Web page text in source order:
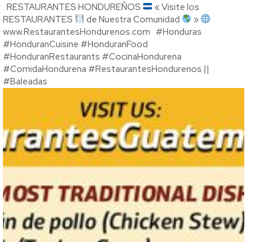
RESTAURANTES HONDUREÑOS
« Visite los
RESTAURANTES
de Nuestra Comunidad
»
www.RestaurantesHondurenos.com #Honduras
#HonduranCuisine #HonduranFood
#HonduranRestaurants #CocinaHondurena
#ComidaHondurena #RestaurantesHondurenos ||